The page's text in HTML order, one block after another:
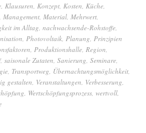
, Klausuren, Konzept, Kosten, Küche,
, Management, Material, Mehrwert,
im Alltag, nachwachsende-Rohstoffe,
, Photovoltaik, Planung, Prinzipien
, Produktionshalle, Region,
, saisonale Zutaten, Sanierung, Seminare,
, Transportweg, Übernachtungsmöglichkeit,
gestalten, Veranstaltungen, Verbesserung,
, Wertschöpfungsprozess, wertvoll,